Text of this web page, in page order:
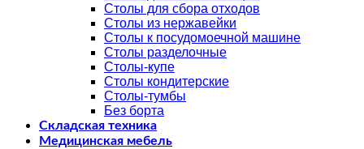
Столы для сбора отходов
Столы из нержавейки
Столы к посудомоечной машине
Столы разделочные
Столы-купе
Столы кондитерские
Столы-тумбы
Без борта
Складская техника
Медицинская мебель